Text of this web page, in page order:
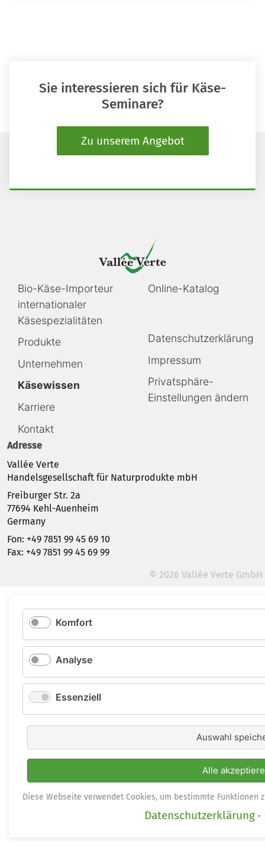
Sie interessieren sich für Käse-
Seminare?
Zu unserem Angebot
Navigation
überspringen
Bio-Käse-Importeur
internationaler
Käsespezialitäten
Produkte
Unternehmen
Käsewissen
Karriere
Kontakt
Navigation
Online-Katalog
Navigation
überspringen
Datenschutzerklärung
Impressum
Privatsphäre-
Einstellungen ändern
Adresse
Vallée Verte
Handelsgesellschaft für Naturprodukte mbH
Freiburger Str. 2a
77694 Kehl-Auenheim
Germany
Fon: +49 7851 99 45 69 10
Fax: +49 7851 99 45 69 99
© 2026 Vallée Verte GmbH
Komfort
Analyse
Essenziell
Auswahl
Alle
Diese Webseite verwendet Cookies, um bestimmte Funktionen
Datenschutzerklärung